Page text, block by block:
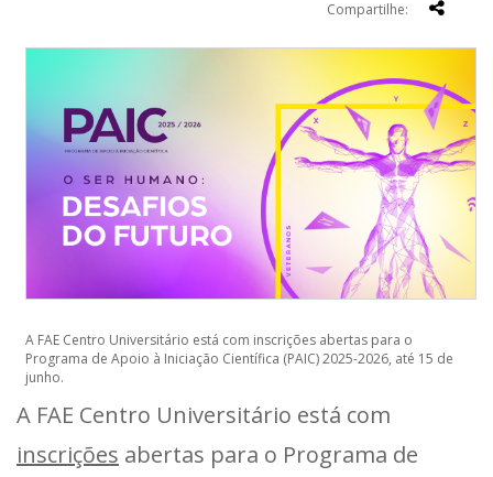
Compartilhe:
A FAE Centro Universitário está com inscrições abertas para o
Programa de Apoio à Iniciação Científica (PAIC) 2025-2026, até 15 de
junho.
A FAE Centro Universitário está com
inscrições abertas para o Programa de